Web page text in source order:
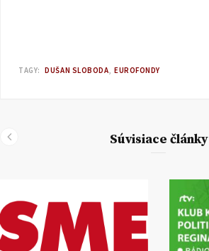
TAGY: DUŠAN SLOBODA EUROFONDY
Súvisiace články